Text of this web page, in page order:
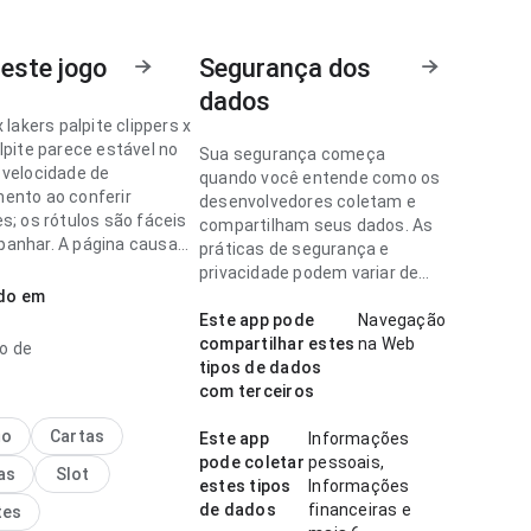
jogo
lakers palpite clippers x
parece estável no
de
ao conferir
os rótulos são fáceis
A página causa
lakers palpite parece
de velocidade de
Esse cuidado nos
faz diferença.
em
de
Cartas
Slot
Segurança dos
dados
Sua segurança começa
quando você entende como os
desenvolvedores coletam e
compartilham seus dados. As
práticas de segurança e
privacidade podem variar de
idade.
Este app pode
compartilhar estes
tipos de dados
com terceiros
Navegação
na Web
Este app
pode coletar
estes tipos
de dados
Informações
pessoais,
Informações
financeiras e